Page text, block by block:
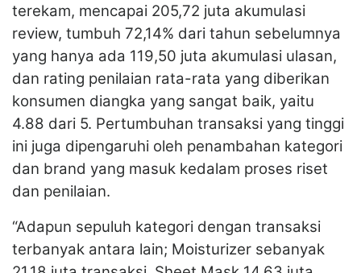
terekam, mencapai 205,72 juta akumulasi
review, tumbuh 72,14% dari tahun sebelumnya
yang hanya ada 119,50 juta akumulasi ulasan,
dan rating penilaian rata-rata yang diberikan
konsumen diangka yang sangat baik, yaitu
4.88 dari 5. Pertumbuhan transaksi yang tinggi
ini juga dipengaruhi oleh penambahan kategori
dan brand yang masuk kedalam proses riset
dan penilaian.
“Adapun sepuluh kategori dengan transaksi
terbanyak antara lain; Moisturizer sebanyak